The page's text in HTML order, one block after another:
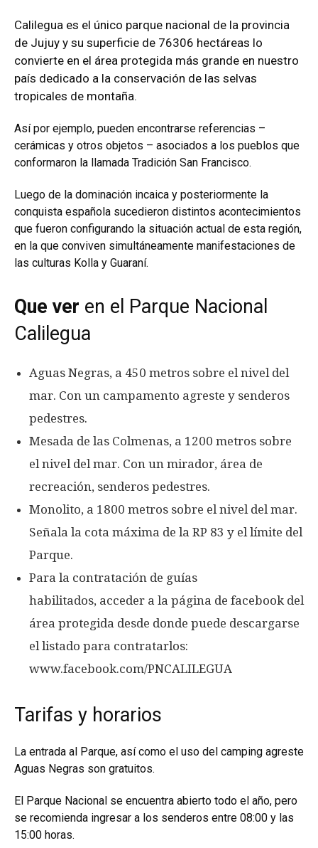
Calilegua es el único parque nacional de la provincia
de Jujuy y su superficie de 76306 hectáreas lo
convierte en el área protegida más grande en nuestro
país dedicado a la conservación de las selvas
tropicales de montaña.
Así por ejemplo, pueden encontrarse referencias –
cerámicas y otros objetos – asociados a los pueblos que
conformaron la llamada Tradición San Francisco.
Luego de la dominación incaica y posteriormente la
conquista española sucedieron distintos acontecimientos
que fueron configurando la situación actual de esta región,
en la que conviven simultáneamente manifestaciones de
las culturas Kolla y Guaraní.
Que ver en el Parque Nacional
Calilegua
Aguas Negras, a 450 metros sobre el nivel del
mar. Con un campamento agreste y senderos
pedestres.
Mesada de las Colmenas, a 1200 metros sobre
el nivel del mar. Con un mirador, área de
recreación, senderos pedestres.
Monolito, a 1800 metros sobre el nivel del mar.
Señala la cota máxima de la RP 83 y el límite del
Parque.
Para la contratación de guías
habilitados, acceder a la página de facebook del
área protegida desde donde puede descargarse
el listado para contratarlos:
www.facebook.com/PNCALILEGUA
Tarifas y horarios
La entrada al Parque, así como el uso del camping agreste
Aguas Negras son gratuitos.
El Parque Nacional se encuentra abierto todo el año, pero
se recomienda ingresar a los senderos entre 08:00 y las
15:00 horas.